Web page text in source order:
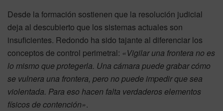
Desde la formación sostienen que la resolución judicial
deja al descubierto que los sistemas actuales son
insuficientes. Redondo ha sido tajante al diferenciar los
conceptos de control perimetral: «Vigilar una frontera no es
lo mismo que protegerla. Una cámara puede grabar cómo
se vulnera una frontera, pero no puede impedir que sea
violentada. Para eso hacen falta verdaderos elementos
físicos de contención».